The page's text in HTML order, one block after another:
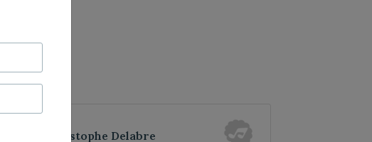
Christophe Delabre